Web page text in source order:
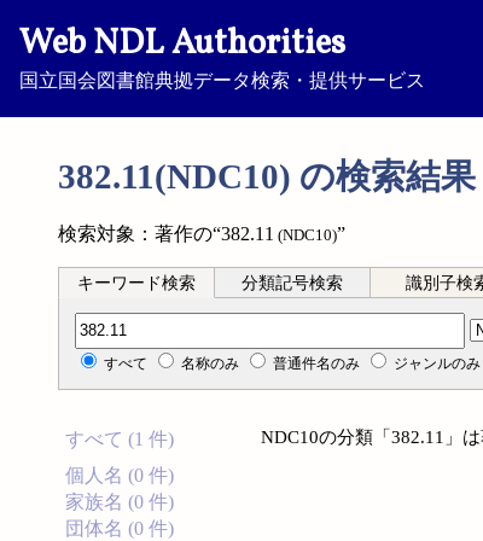
Web NDL Authorities
国立国会図書館典拠データ検索・提供サービス
382.11(NDC10) の検索結果
検索対象：著作の“382.11 (NDC10)”
キーワード検索 分類記号検索 識別子検
分類記号検索
すべて 名称のみ 普通件名のみ ジャンルのみ
すべて (1 件)
個人名 (0 件)
家族名 (0 件)
団体名 (0 件)
NDC10の分類「382.11」